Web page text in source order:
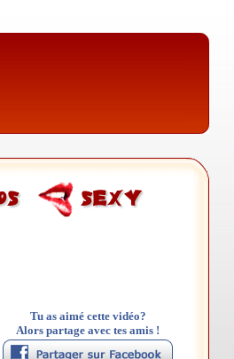
Tu as aimé cette vidéo?
Alors partage avec tes amis !